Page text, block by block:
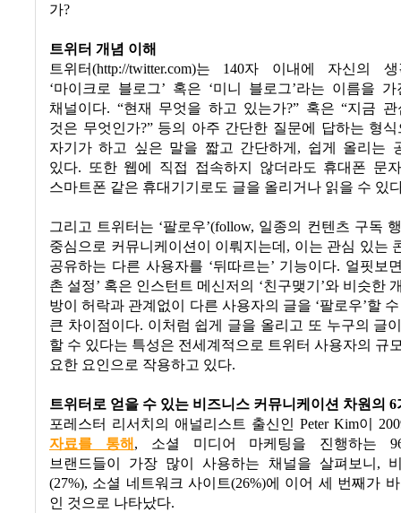
가?
트위터 개념 이해
트위터(http://twitter.com)는 140자 이내에 자신의 생
‘마이크로 블로그’ 혹은 ‘미니 블로그’라는 이름을
채널이다. “현재 무엇을 하고 있는가?” 혹은“지금
것은 무엇인가?” 등의 아주 간단한 질문에 답하는 형식
자기가 하고 싶은 말을 짧고 간단하게 , 쉽게 올리는
있다. 또한 웹에 직접 접속하지 않더라도 휴대폰 문
스마트폰 같은 휴대기기로도 글을 올리거나 읽을 수 있
그리고 트위터는 ‘팔로우’(follow, 일종의 컨텐츠 구독
중심으로 커뮤니케이션이 이뤄지는데 , 이는 관심 있는
공유하는 다른 사용자를 ‘뒤따르는’ 기능이다. 얼핏보
촌 설정’ 혹은 인스턴트 메신저의 ‘친구맺기 ’와 비슷한
방이 허락과 관계없이 다른 사용자의 글을 ‘팔로우’할
큰 차이점이다. 이처럼 쉽게 글을 올리고 또 누구의 글
할 수 있다는 특성은 전세계적으로 트위터 사용자의 규
요한 요인으로 작용하고 있다.
트위터로 얻을 수 있는 비즈니스 커뮤니케이션 차원의 6
포레스터 리서치의 애널리스트 출신인 Peter Kim이
자료를 통해 , 소셜 미디어 마케팅을 진행하는
브랜드들이 가장 많이 사용하는 채널을 살펴보니 ,
(27%), 소셜 네트워크 사이트(26%)에 이어 세 번째가
인 것으로 나타났다.